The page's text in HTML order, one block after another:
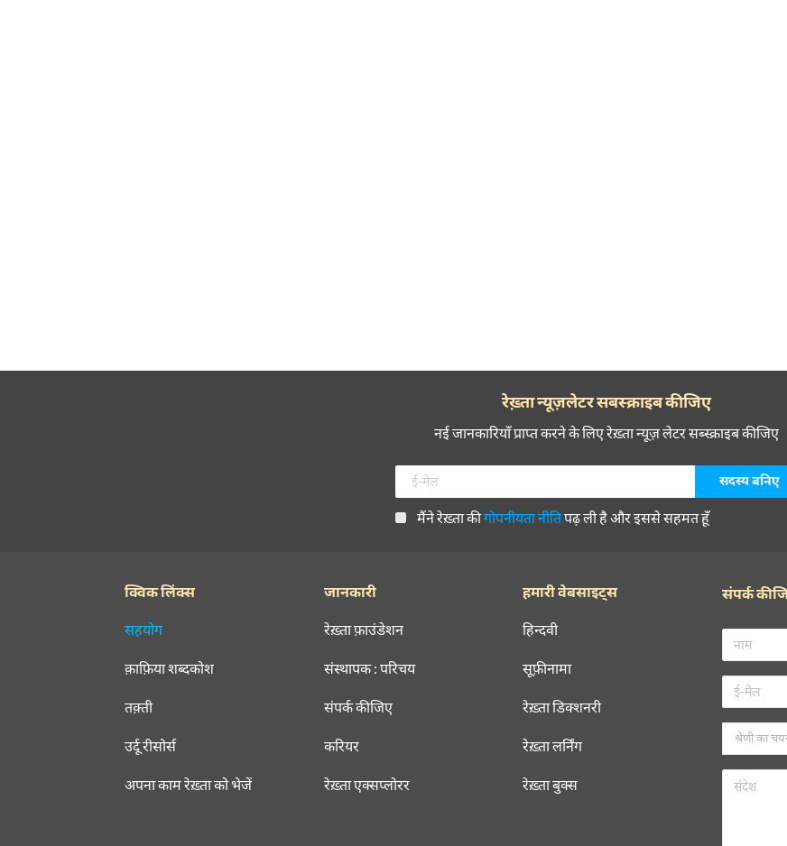
रेख़्ता न्यूज़लेटर सबस्क्राइब कीजिए
नई जानकारियाँ प्राप्त करने के लिए रेख़्ता न्यूज़ लेटर सब्स्क्राइब कीजिए
मैंने रेख़्ता कीगोपनीयता नीतिपढ़ ली है और इससे सहमत हूँ
क्विक लिंक्स
सहयोग
क़ाफ़िया शब्दकोश
तक़्ती
उर्दू रीसोर्स
अपना काम रेख़्ता को भेजें
जानकारी
रेख़्ता फ़ाउंडेशन
संस्थापक : परिचय
संपर्क कीजिए
करियर
रेख़्ता एक्सप्लोरर
हमारी वेबसाइट्स
हिन्दवी
सूफ़ीनामा
रेख़्ता डिक्शनरी
रेख़्ता लर्निंग
रेख़्ता बुक्स
संपर्क